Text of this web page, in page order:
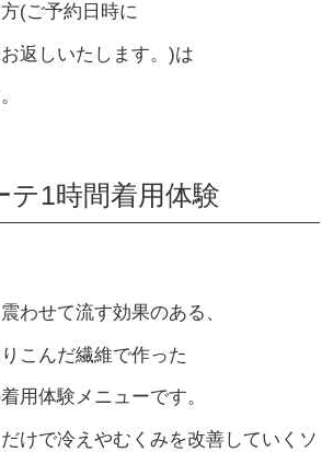
(ご予約日時に
返しいたします。)は
テ1時間着用体験
わせて流す効果のある、
りこんだ繊維で作った
用体験メニューです。
けで冷えやむくみを改善していくソ